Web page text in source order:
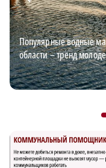
Популярные водные
области – тренд